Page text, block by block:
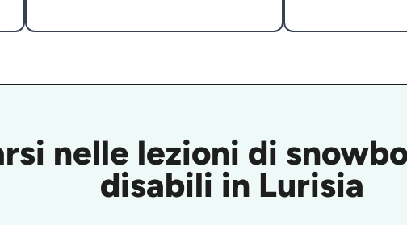
nelle lezioni di
disabili in Lurisia